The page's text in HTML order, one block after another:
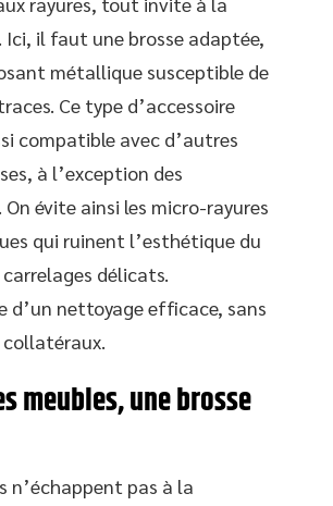
il faut une brosse adaptée,
métallique susceptible de
Ce type d’accessoire
compatible avec d’autres
à l’exception des
évite ainsi les micro-rayures
qui ruinent l’esthétique du
délicats.
d’un nettoyage efficace, sans
meubles, une brosse
n’échappent pas à la